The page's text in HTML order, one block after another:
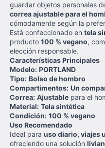
guardar objetos personales
correa ajustable para el
cómodamente según la
Está confeccionado en tela
producto 100 % vegano,
elección responsable.
Características Principales
Modelo: PORTLAND
Tipo: Bolso de hombro
Compartimentos: Un
Correa: Ajustable para el
Material: Tela sintética
Condición: 100 % vegano
Uso Recomendado
Ideal para uso diario, viajes
ofreciendo una solución